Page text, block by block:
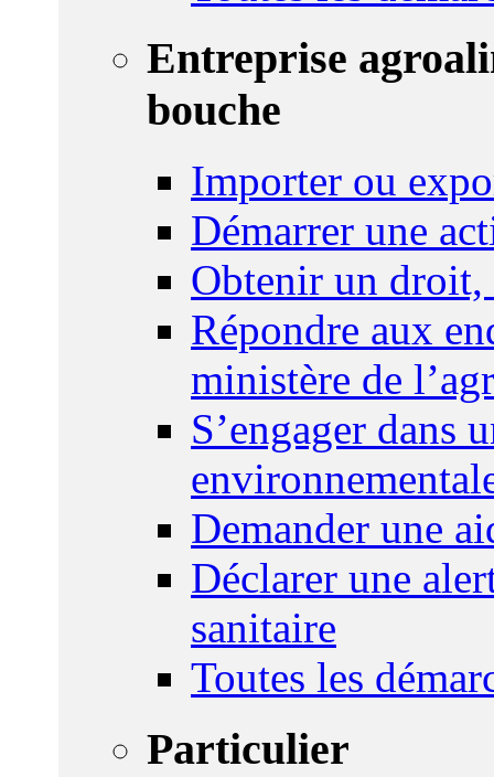
Entreprise
bouche
Importer ou
Démarrer une
Obtenir un droit,
Répondre aux
ministère de
S’engager dans
Demander une
Déclarer une
sanitaire
Toutes les
Particulier